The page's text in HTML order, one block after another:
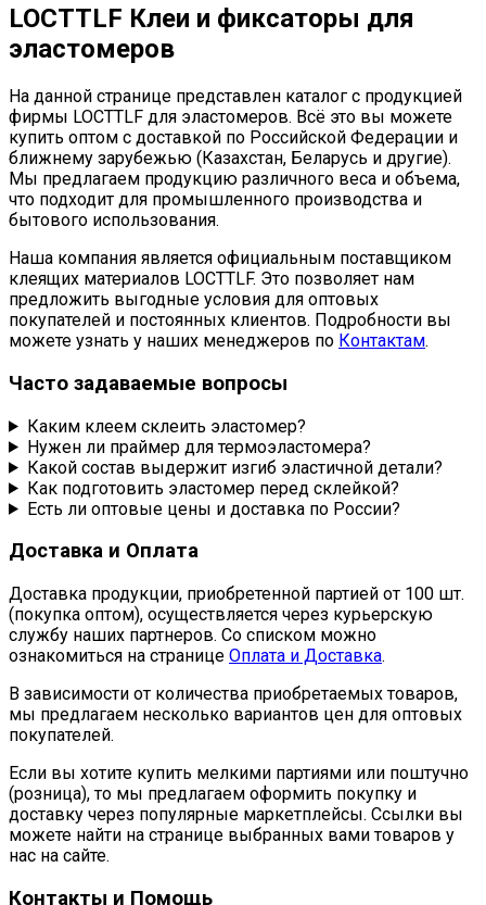
можно
выбрать
на
товара.
LOCTTLF Клеи и фиксаторы для
эластомеров
На данной странице представлен каталог с продукцией
фирмы LOCTTLF для эластомеров. Всё это вы можете
купить оптом с доставкой по Российской Федерации и
ближнему зарубежью (Казахстан, Беларусь и другие).
Мы предлагаем продукцию различного веса и объема,
что подходит для промышленного производства и
бытового использования.
Наша компания является официальным поставщиком
клеящих материалов LOCTTLF. Это позволяет нам
предложить выгодные условия для оптовых
покупателей и постоянных клиентов. Подробности вы
можете узнать у наших менеджеров по Контактам.
Часто задаваемые вопросы
Каким клеем склеить эластомер?
Нужен ли праймер для термоэластомера?
Какой состав выдержит изгиб эластичной детали?
Как подготовить эластомер перед склейкой?
Есть ли оптовые цены и доставка по России?
Доставка и Оплата
Доставка продукции, приобретенной партией от 100 шт.
(покупка оптом), осуществляется через курьерскую
службу наших партнеров. Со списком можно
ознакомиться на странице Оплата и Доставка.
В зависимости от количества приобретаемых товаров,
мы предлагаем несколько вариантов цен для оптовых
покупателей.
Если вы хотите купить мелкими партиями или поштучно
(розница), то мы предлагаем оформить покупку и
доставку через популярные маркетплейсы. Ссылки вы
можете найти на странице выбранных вами товаров у
нас на сайте.
Контакты и Помощь